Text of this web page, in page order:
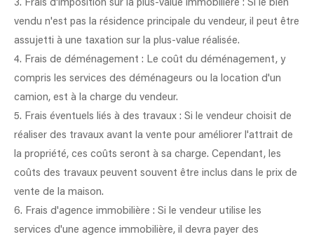
3. Frais d'imposition sur la plus-value immobilière : Si le bien
vendu n'est pas la résidence principale du vendeur, il peut être
assujetti à une taxation sur la plus-value réalisée.
4. Frais de déménagement : Le coût du déménagement, y
compris les services des déménageurs ou la location d'un
camion, est à la charge du vendeur.
5. Frais éventuels liés à des travaux : Si le vendeur choisit de
réaliser des travaux avant la vente pour améliorer l'attrait de
la propriété, ces coûts seront à sa charge. Cependant, les
coûts des travaux peuvent souvent être inclus dans le prix de
vente de la maison.
6. Frais d'agence immobilière : Si le vendeur utilise les
services d'une agence immobilière, il devra payer des